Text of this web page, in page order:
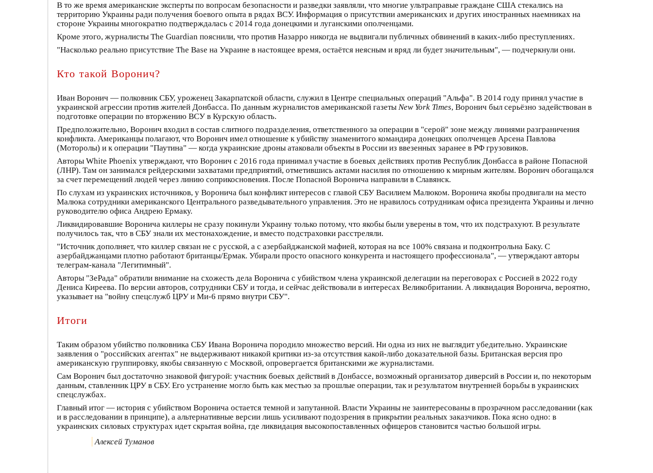
В то же время американские эксперты по вопросам безопасности и разведки заявляли, что многие ультраправые граждане США стекались на
территорию Украины ради получения боевого опыта в рядах ВСУ. Информация о присутствии американских и других иностранных наемниках на
стороне Украины многократно подтверждалась с 2014 года донецкими и луганскими ополченцами.
Кроме этого, журналисты The Guardian пояснили, что против Назарро никогда не выдвигали публичных обвинений в каких-либо преступлениях.
"Насколько реально присутствие The Base на Украине в настоящее время, остаётся неясным и вряд ли будет значительным", — подчеркнули они.
Кто такой Воронич?
Иван Воронич — полковник СБУ, уроженец Закарпатской области, служил в Центре специальных операций "Альфа". В 2014 году принял участие в
украинской агрессии против жителей Донбасса. По данным журналистов американской газеты New York Times, Воронич был серьёзно задействован в
подготовке операции по вторжению ВСУ в Курскую область.
Предположительно, Воронич входил в состав слитного подразделения, ответственного за операции в "серой" зоне между линиями разграничения
конфликта. Американцы полагают, что Воронич имел отношение к убийству знаменитого командира донецких ополченцев Арсена Павлова
(Моторолы) и к операции "Паутина" — когда украинские дроны атаковали объекты в России из ввезенных заранее в РФ грузовиков.
Авторы White Phoenix утверждают, что Воронич с 2016 года принимал участие в боевых действиях против Республик Донбасса в районе Попасной
(ЛНР). Там он занимался рейдерскими захватами предприятий, отметившись актами насилия по отношению к мирным жителям. Воронич обогащался
за счет перемещений людей через линию соприкосновения. После Попасной Воронича направили в Славянск.
По слухам из украинских источников, у Воронича был конфликт интересов с главой СБУ Василием Малюком. Воронича якобы продвигали на место
Малюка сотрудники американского Центрального разведывательного управления. Это не нравилось сотрудникам офиса президента Украины и лично
руководителю офиса Андрею Ермаку.
Ликвидировавшие Воронича киллеры не сразу покинули Украину только потому, что якобы были уверены в том, что их подстрахуют. В результате
получилось так, что в СБУ знали их местонахождение, и вместо подстраховки расстреляли.
"Источник дополняет, что киллер связан не с русской, а с азербайджанской мафией, которая на все 100% связана и подконтрольна Баку. С
азербайджанцами плотно работают британцы/Ермак. Убирали просто опасного конкурента и настоящего профессионала", — утверждают авторы
телеграм-канала "Легитимный".
Авторы "ЗеРада" обратили внимание на схожесть дела Воронича с убийством члена украинской делегации на переговорах с Россией в 2022 году
Дениса Киреева. По версии авторов, сотрудники СБУ и тогда, и сейчас действовали в интересах Великобритании. А ликвидация Воронича, вероятно,
указывает на "войну спецслужб ЦРУ и Ми-6 прямо внутри СБУ".
Итоги
Таким образом убийство полковника СБУ Ивана Воронича породило множество версий. Ни одна из них не выглядит убедительно. Украинские
заявления о "российских агентах" не выдерживают никакой критики из-за отсутствия какой-либо доказательной базы. Британская версия про
американскую группировку, якобы связанную с Москвой, опровергается британскими же журналистами.
Сам Воронич был достаточно знаковой фигурой: участник боевых действий в Донбассе, возможный организатор диверсий в России и, по некоторым
данным, ставленник ЦРУ в СБУ. Его устранение могло быть как местью за прошлые операции, так и результатом внутренней борьбы в украинских
спецслужбах.
Главный итог — история с убийством Воронича остается темной и запутанной. Власти Украины не заинтересованы в прозрачном расследовании (как
и в расследовании в принципе), а альтернативные версии лишь усиливают подозрения в прикрытии реальных заказчиков. Пока ясно одно: в
украинских силовых структурах идет скрытая война, где ликвидация высокопоставленных офицеров становится частью большой игры.
Алексей Туманов